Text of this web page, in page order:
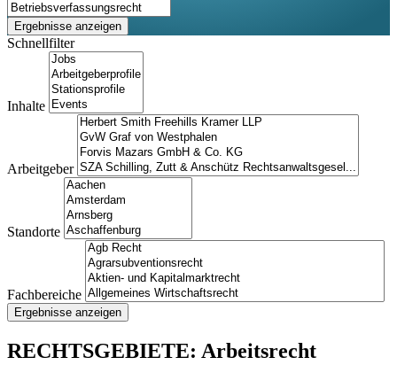
Ergebnisse anzeigen
Schnellfilter
Inhalte
Arbeitgeber
Standorte
Fachbereiche
Ergebnisse anzeigen
RECHTSGEBIETE: Arbeitsrecht